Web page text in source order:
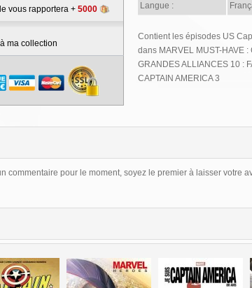
vous rapportera + 5000
ma collection
Langue :
Contient les épisodes US
dans MARVEL MUST-HAVE :
GRANDES ALLIANCES 10 :
CAPTAIN AMERICA 3
commentaire pour le moment, soyez le premier à laisser votre